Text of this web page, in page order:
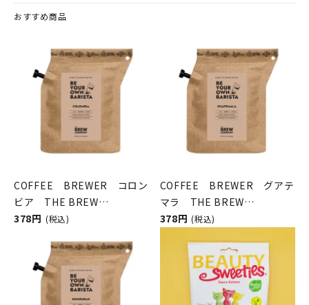
おすすめ商品
COFFEE BREWER コロン
ビア THE BREW
COMPANY（コーヒーブリュ
378円 (税込)
COFFEE BREWER グアテ
マラ THE BREW
COMPANY（コーヒーブリュ
378円 (税込)